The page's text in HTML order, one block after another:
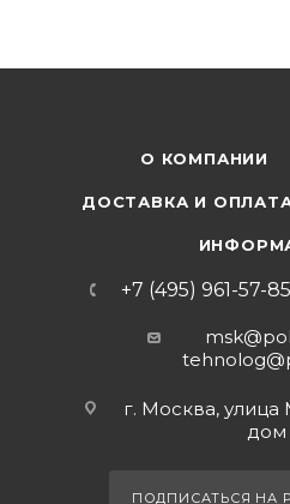
О КОМПАНИИ
ДОСТАВКА И
+7 (495) 961-57-85
г. Москва,
дом
ПОДПИСАТЬСЯ НА